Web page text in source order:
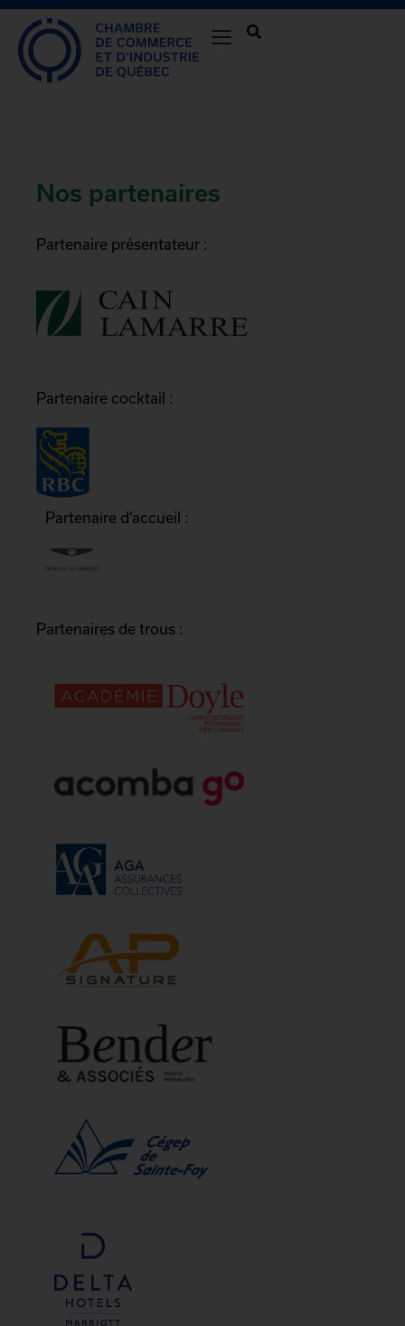
Nos partenaires
Partenaire présentateur :
Partenaire cocktail :
Partenaire d’accueil :
Partenaires de trous :